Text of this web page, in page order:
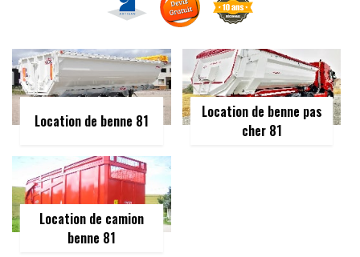
Location de benne 81
Location de benne pas
cher 81
Location de camion
benne 81